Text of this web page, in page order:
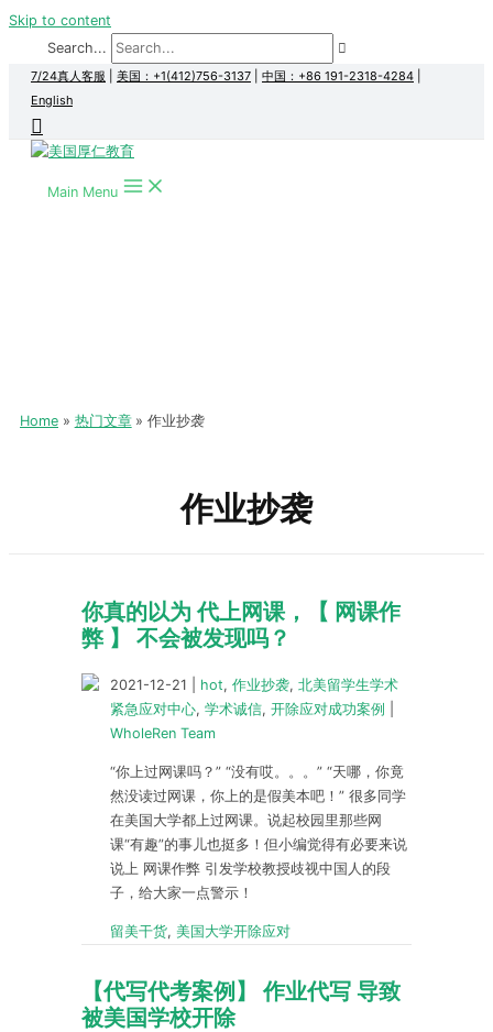
Skip to content
Search...
7/24真人客服 美国：+1(412)756-3137 中国：+86 191-2318-4284
English
Main Menu
Home 热门文章 作业抄袭
作业抄袭
你真的以为 代上网课，【 网课作
弊 】 不会被发现吗？
2021-12-21 hot, 作业抄袭, 北美留学生学术
紧急应对中心, 学术诚信, 开除应对成功案例
WholeRen Team
“你上过网课吗？” “没有哎。。。” “天哪，你竟
然没读过网课，你上的是假美本吧！” 很多同学
在美国大学都上过网课。说起校园里那些网
课“有趣”的事儿也挺多！但小编觉得有必要来说
说上 网课作弊 引发学校教授歧视中国人的段
子，给大家一点警示！
留美干货, 美国大学开除应对
【代写代考案例】 作业代写 导致
被美国学校开除